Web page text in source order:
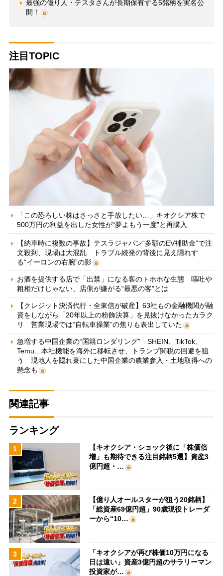
最強の億り人・テスタさんが長期保有する5銘柄を実名公
開！
注目TOPIC
「この恐ろしい株はさっさと手放したい…」キオクシア株で
500万円の利益を出した女性が“夢よもう一度”と再購入
【納車時に複数の事故】テスラジャパン“多額のEV補助金”で注
文殺到、現場は大混乱 トラブル続発の背後に見え隠れす
る“イーロンの右腕”の影
お酒を提供する店で「出禁」になる客のトホホな生態 嘔吐や
粗相だけじゃない、店側が嫌がる“最悪の客”とは
【クレジット決済代行・全東信が破産】63社もの金融機関が融
資をしながら「20年以上の粉飾決算」を見抜けなかったカラク
リ 営業現場では“自転車操業”の焦りも表出していた
急増する中国企業の“国籍ロンダリング” SHEIN、TikTok、
Temu…本社機能を海外に移転させ、トランプ関税の回避を狙
う 現地人を隠れ蓑にした中国企業の農業参入・土地取得への
懸念も
関連記事
ランキング
1
【キオクシア・ショック後に「株価倍
増」も期待できる注目銘柄5選】資産3
億円超・…
2
【億り人オールスターが狙う20銘柄】
「総資産69億円超」90歳現役トレーダ
ーから“10…
3
「キオクシアが再び株価10万円になる
日は遠い」資産3億円超のサラリーマン
投資家が…